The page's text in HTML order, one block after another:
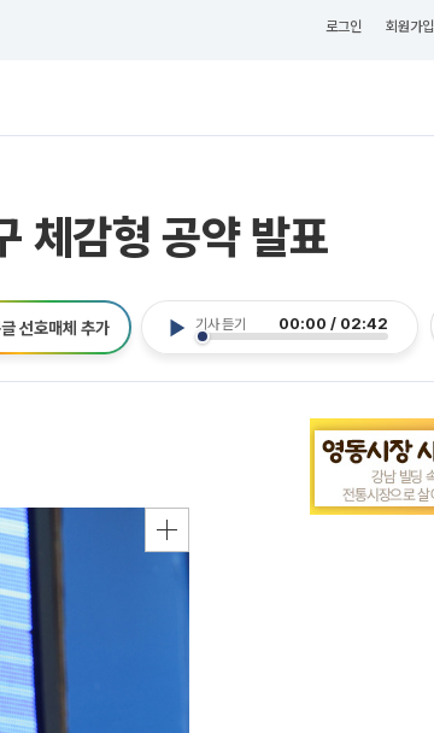
로그인 회원가입
체감형 공약 발표
기사 듣기 00:00 / 02:42
선호매체 추가